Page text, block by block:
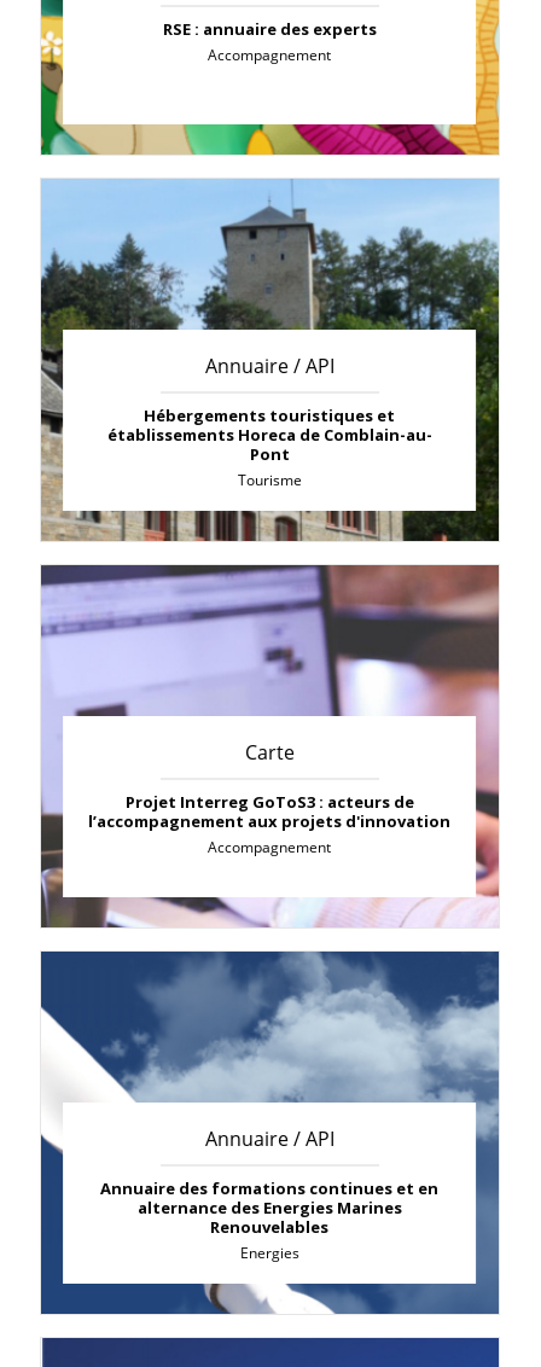
RSE : annuaire des experts
Accompagnement
Annuaire / API
Hébergements touristiques et
établissements Horeca de Comblain-au-
Pont
Tourisme
Carte
Projet Interreg GoToS3 : acteurs de
l’accompagnement aux projets d'innovation
Accompagnement
Annuaire / API
Annuaire des formations continues et en
alternance des Energies Marines
Renouvelables
Energies